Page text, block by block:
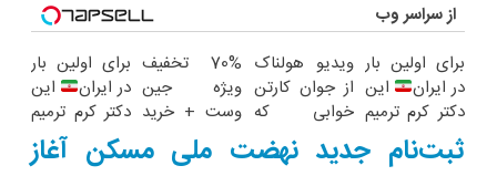
از سراسر وب
برای اولین بار
در ایران
این
دکتر کرم ترمیم
ساخت!
ویدیو هولناک
از جوان کارتن
خوابی که
میلیاردر شد.
آموزش رایگان
70% تخفیف
ویژه جین
وست + خرید
در4 قسطه
برای اولین بار
در ایران
این
دکتر کرم ترمیم
کننده 23 روزه
ساخت!
ثبت‌نام جدید نهضت ملی مسکن آغاز